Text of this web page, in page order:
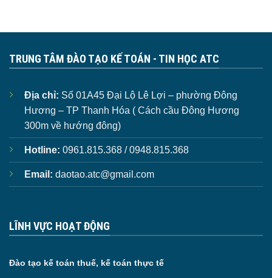
TRUNG TÂM ĐÀO TẠO KẾ TOÁN - TIN HỌC ATC
Địa chỉ: Số 01A45 Đại Lộ Lê Lợi – phường Đông
Hương – TP Thanh Hóa ( Cách cầu Đông Hương
300m về hướng đông)
Hotline: 0961.815.368 / 0948.815.368
Email: daotao.atc@gmail.com
LĨNH VỰC HOẠT ĐỘNG
Đào tạo kế toán thuế, kế toán thực tế